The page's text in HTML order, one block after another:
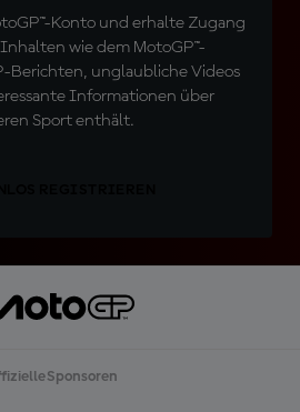
Konto und erhalte Zugang
wie dem MotoGP™-
Berichten, unglaubliche Videos
Informationen über
Sport enthält.
Sponsoren